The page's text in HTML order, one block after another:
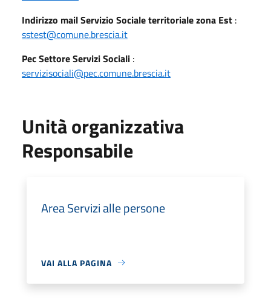
Indirizzo mail Servizio Sociale territoriale zona Est :
sstest@comune.brescia.it
Pec Settore Servizi Sociali :
servizisociali@pec.comune.brescia.it
Unità organizzativa
Responsabile
Area Servizi alle persone
VAI ALLA PAGINA